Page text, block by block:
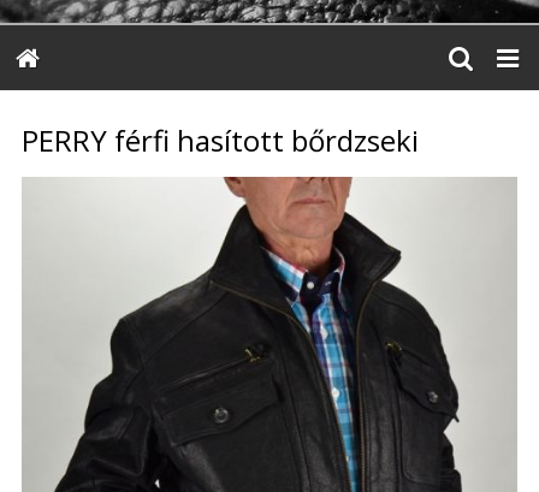
PERRY férfi hasított bőrdzseki